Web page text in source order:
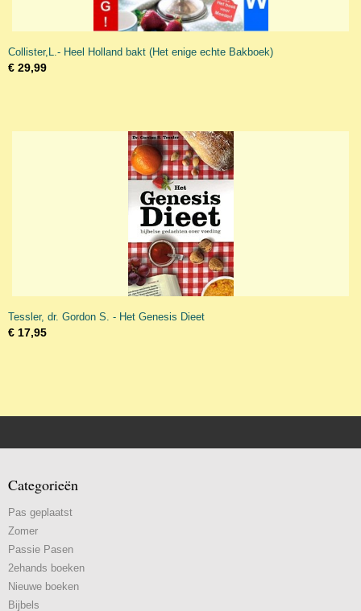
Collister,L.- Heel Holland bakt (Het enige echte Bakboek)
€ 29,99
Tessler, dr. Gordon S. - Het Genesis Dieet
€ 17,95
Categorieën
Pas geplaatst
Zomer
Passie Pasen
2ehands boeken
Nieuwe boeken
Bijbels